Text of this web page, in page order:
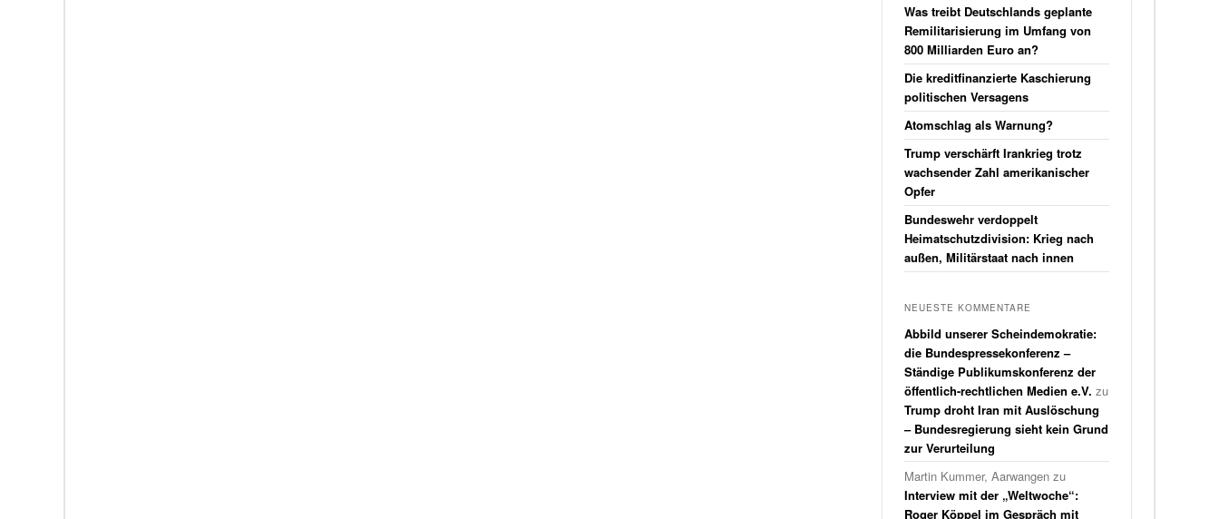
Was treibt Deutschlands geplante
Remilitarisierung im Umfang von
800 Milliarden Euro an?
Die kreditfinanzierte Kaschierung
politischen Versagens
Atomschlag als Warnung?
Trump verschärft Irankrieg trotz
wachsender Zahl amerikanischer
Opfer
Bundeswehr verdoppelt
Heimatschutzdivision: Krieg nach
außen, Militärstaat nach innen
NEUESTE KOMMENTARE
Abbild unserer Scheindemokratie:
die Bundespressekonferenz –
Ständige Publikumskonferenz der
öffentlich-rechtlichen Medien e.V. zu
Trump droht Iran mit Auslöschung
– Bundesregierung sieht kein Grund
zur Verurteilung
Martin Kummer, Aarwangen zu
Interview mit der „Weltwoche“:
Roger Köppel im Gespräch mit